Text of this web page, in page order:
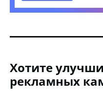
Хотите
рекламных